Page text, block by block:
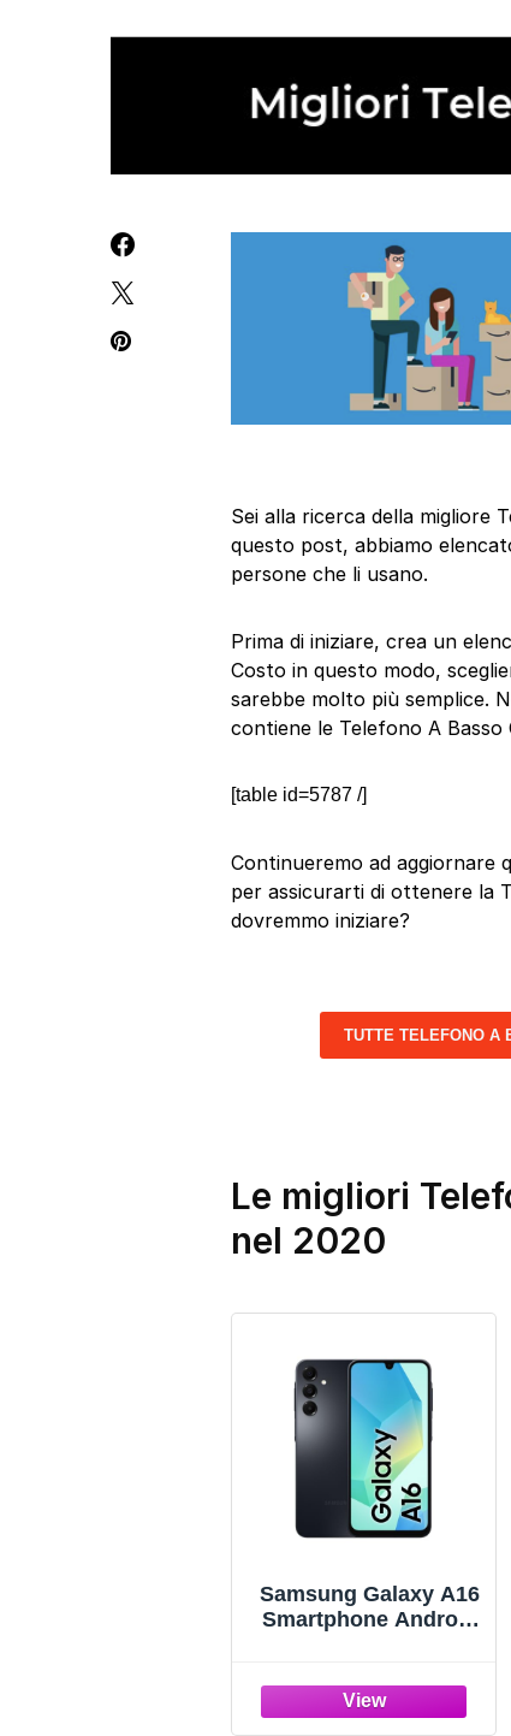
Sei alla ricerca della migliore
questo post, abbiamo
persone che li usano.
Prima di iniziare, crea un
Costo in questo modo,
sarebbe molto più semplice.
contiene le Telefono A
[table id=5787 /]
Continueremo ad aggiornare
per assicurarti di ottenere la
dovremmo iniziare?
TUTTE TELEFONO A
Le migliori
nel 2020
Samsung Galaxy A16
Smartphone Android
4GB RAM, 128GB,
Batteria 5.000 mAh,